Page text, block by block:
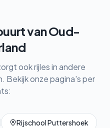
vanOud-
ook rijles in andere
onze pagina's per
RijschoolPuttershoek